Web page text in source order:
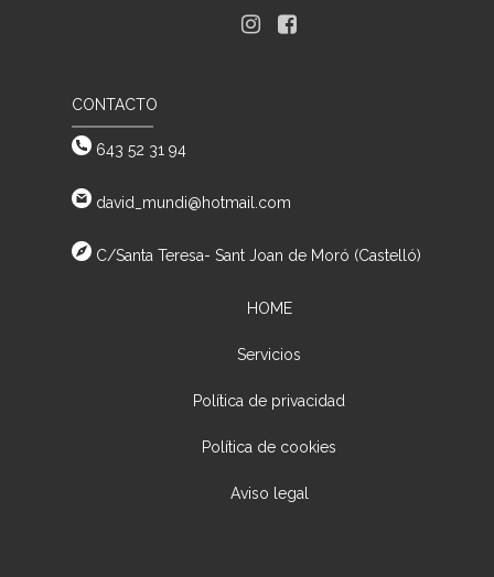
CONTACTO
643 52 31 94
david_mundi@hotmail.com
C/Santa Teresa- Sant Joan de Moró (Castelló)
HOME
Servicios
Política de privacidad
Política de cookies
Aviso legal